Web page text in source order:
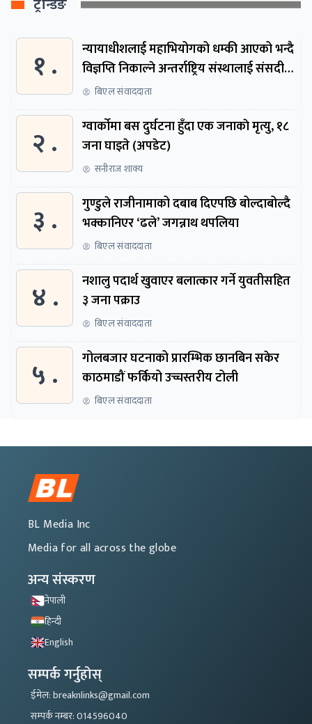
१ .
न्यायाधीशलाई महाभियोगको धम्की आएको भन्दै
विज्ञप्ति निकाल्ने अन्तर्राष्ट्रिय संस्थालाई संसदीय
समितिमा बोलाइयो
बिएल संवाददाता
२ .
ग्वार्काेमा बस दुर्घटना हुँदा एक जनाकाे मृत्यु, १८
जना घाइते (अपडेट)
सनीराज शाक्य
३ .
गुण्डुले राजीनामाको दबाब दिएपछि बोल्दाबोल्दै
भक्कानिएर ‘ढले’ जगन्नाथ थपलिया
बिएल संवाददाता
४ .
नशालु पदार्थ खुवाएर बलात्कार गर्ने युवतीसहित
३ जना पक्राउ
बिएल संवाददाता
५ .
गोलबजार घटनाको प्रारम्भिक छानबिन सकेर
काठमाडौं फर्कियो उच्चस्तरीय टोली
बिएल संवाददाता
BL Media Inc
Media for all across the globe
अन्य संस्करण
नेपाली
हिन्दी
English
सम्पर्क गर्नुहोस्
ईमेल: breaknlinks@gmail.com
सम्पर्क नम्बर: 014596040